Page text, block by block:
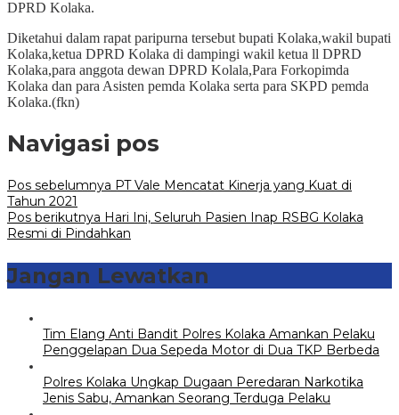
DPRD Kolaka.
Diketahui dalam rapat paripurna tersebut bupati Kolaka,wakil bupati
Kolaka,ketua DPRD Kolaka di dampingi wakil ketua ll DPRD
Kolaka,para anggota dewan DPRD Kolala,Para Forkopimda
Kolaka dan para Asisten pemda Kolaka serta para SKPD pemda
Kolaka.(fkn)
Navigasi pos
Pos sebelumnya PT Vale Mencatat Kinerja yang Kuat di
Tahun 2021
Pos berikutnya Hari Ini, Seluruh Pasien Inap RSBG Kolaka
Resmi di Pindahkan
Jangan Lewatkan
Tim Elang Anti Bandit Polres Kolaka Amankan Pelaku
Penggelapan Dua Sepeda Motor di Dua TKP Berbeda
Polres Kolaka Ungkap Dugaan Peredaran Narkotika
Jenis Sabu, Amankan Seorang Terduga Pelaku